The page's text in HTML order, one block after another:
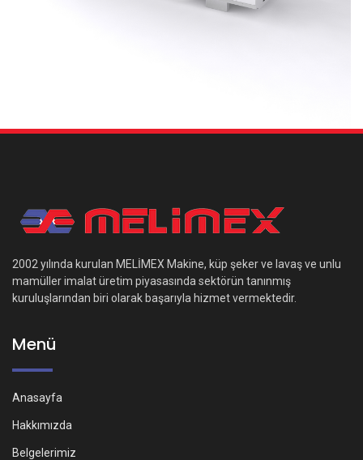
2002 yılında kurulan MELİMEX Makine, küp şeker ve lavaş ve unlu
mamüller imalat üretim piyasasında sektörün tanınmış
kuruluşlarından biri olarak başarıyla hizmet vermektedir.
Menü
Anasayfa
Hakkımızda
Belgelerimiz